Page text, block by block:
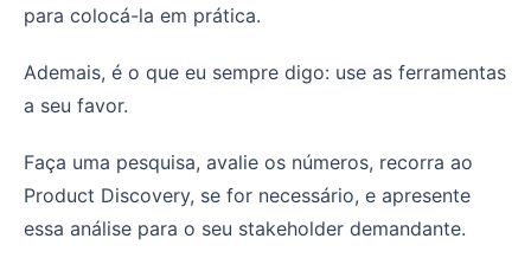
para colocá-la em prática.
Ademais, é o que eu sempre digo: use as ferramentas
a seu favor.
Faça uma pesquisa, avalie os números, recorra ao
Product Discovery, se for necessário, e apresente
essa análise para o seu stakeholder demandante.